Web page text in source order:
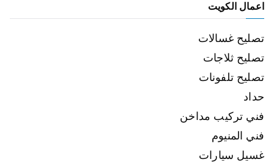
اعمال الكويت
تصليح غسالات
تصليح ثلاجات
تصليح تلفونات
حداد
فني تركيب مداخن
فني المنيوم
غسيل سيارات